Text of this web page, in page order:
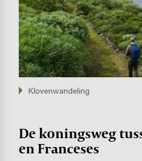
Klovenwandeling
De koningsweg
en Franceses